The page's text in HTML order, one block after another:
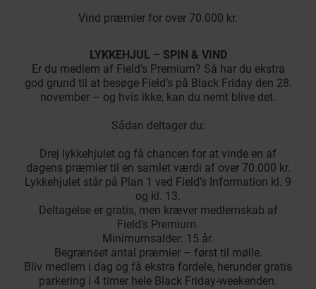
Vind præmier for over 70.000 kr.
LYKKEHJUL – SPIN & VIND
Er du medlem af Field’s Premium? Så har du ekstra
god grund til at besøge Field’s på Black Friday den 28.
november – og hvis ikke, kan du nemt blive det.
Sådan deltager du:
Drej lykkehjulet og få chancen for at vinde en af
dagens præmier til en samlet værdi af over 70.000 kr.
Lykkehjulet står på Plan 1 ved Field’s Information kl. 9
og kl. 13.
Deltagelse er gratis, men kræver medlemskab af
Field’s Premium.
Minimumsalder: 15 år.
Begrænset antal præmier – først til mølle.
Bliv medlem i dag og få ekstra fordele, herunder gratis
parkering i 4 timer hele Black Friday-weekenden.